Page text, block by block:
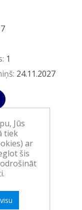
1
24.11.2027
Jūs
tiek
ar
šis